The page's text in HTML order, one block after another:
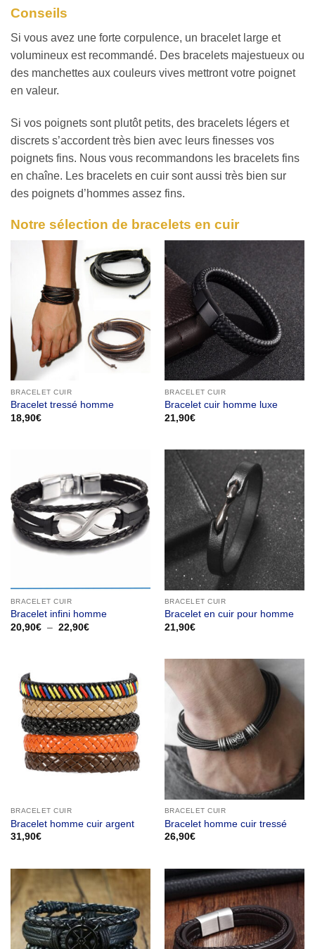
Conseils
Si vous avez une forte corpulence, un bracelet large et
volumineux est recommandé. Des bracelets majestueux ou
des manchettes aux couleurs vives mettront votre poignet
en valeur.
Si vos poignets sont plutôt petits, des bracelets légers et
discrets s’accordent très bien avec leurs finesses vos
poignets fins. Nous vous recommandons les bracelets fins
en chaîne. Les bracelets en cuir sont aussi très bien sur
des poignets d’hommes assez fins.
Notre sélection de bracelets en cuir
BRACELET CUIR
Bracelet tressé homme
18,90€
BRACELET CUIR
Bracelet cuir homme luxe
21,90€
BRACELET CUIR
Bracelet infini homme
20,90€ – 22,90€Plage
BRACELET CUIR
Bracelet en cuir pour homme
21,90€
BRACELET CUIR
Bracelet homme cuir argent
31,90€
BRACELET CUIR
Bracelet homme cuir tressé
26,90€